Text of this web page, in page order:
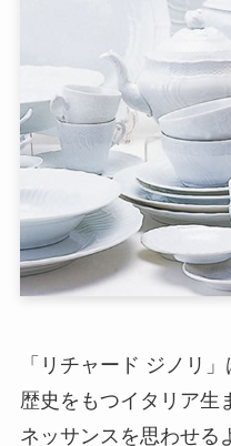
「リチャード ジノリ
歴史をもつイタリア生
ネッサンスを思わせる